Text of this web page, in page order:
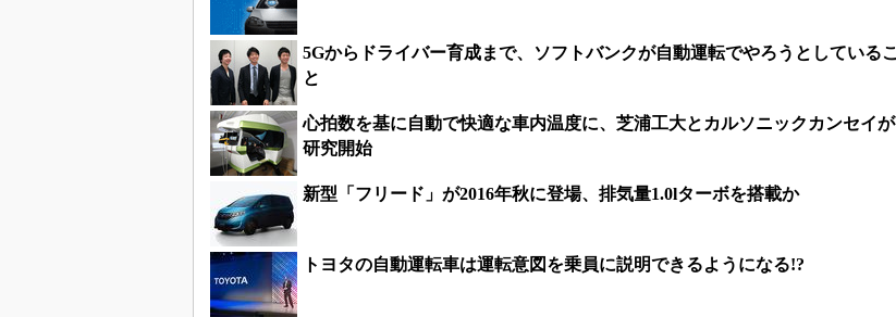
5Gからドライバー育成まで、ソフトバンクが自動運転でやろうとしているこ
と
心拍数を基に自動で快適な車内温度に、芝浦工大とカルソニックカンセイが
研究開始
新型「フリード」が2016年秋に登場、排気量1.0lターボを搭載か
トヨタの自動運転車は運転意図を乗員に説明できるようになる!?